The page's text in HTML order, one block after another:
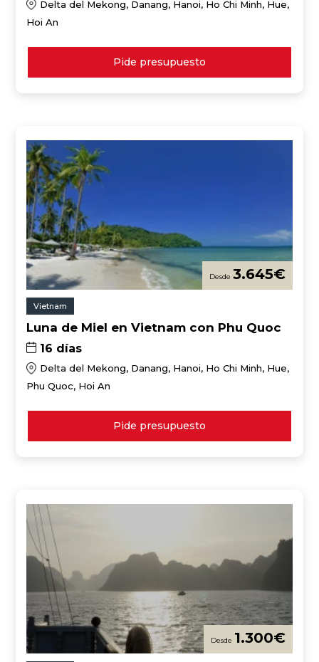
Delta del Mekong, Danang, Hanoi, Ho Chi Minh, Hue,
Hoi An
Pide presupuesto
3.645€
Vietnam
Luna de Miel en Vietnam con Phu Quoc
16 días
Delta del Mekong, Danang, Hanoi, Ho Chi Minh, Hue,
Phu Quoc, Hoi An
Pide presupuesto
1.300€